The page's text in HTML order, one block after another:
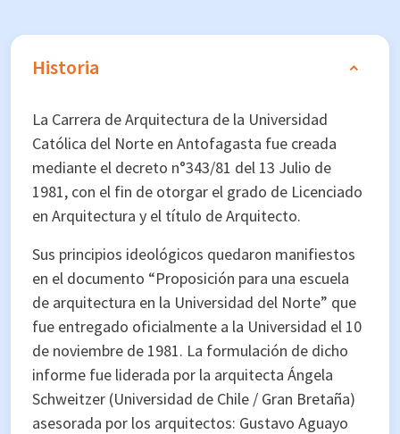
Historia
La Carrera de Arquitectura de la Universidad
Católica del Norte en Antofagasta fue creada
mediante el decreto n°343/81 del 13 Julio de
1981, con el fin de otorgar el grado de Licenciado
en Arquitectura y el título de Arquitecto.
Sus principios ideológicos quedaron manifiestos
en el documento “Proposición para una escuela
de arquitectura en la Universidad del Norte” que
fue entregado oficialmente a la Universidad el 10
de noviembre de 1981. La formulación de dicho
informe fue liderada por la arquitecta Ángela
Schweitzer (Universidad de Chile / Gran Bretaña)
asesorada por los arquitectos: Gustavo Aguayo